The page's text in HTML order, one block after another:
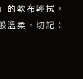
的軟布輕拭，
溫柔。切記：